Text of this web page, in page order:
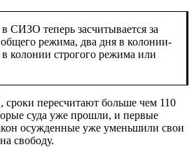
СИЗО теперь засчитывается за
режима, два дня в колонии-
колонии строгого режима или
пересчитают больше чем 110
суда уже прошли, и первые
осужденные уже уменьшили свои
свободу.